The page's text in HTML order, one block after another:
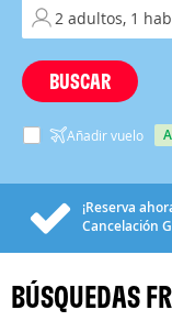
BUSCAR
Añadir vuelo
¡Reserva
Cancelación
BÚSQUEDAS